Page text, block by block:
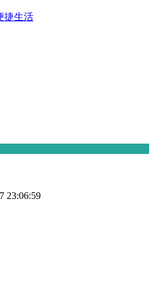
捷生活
23:06:59